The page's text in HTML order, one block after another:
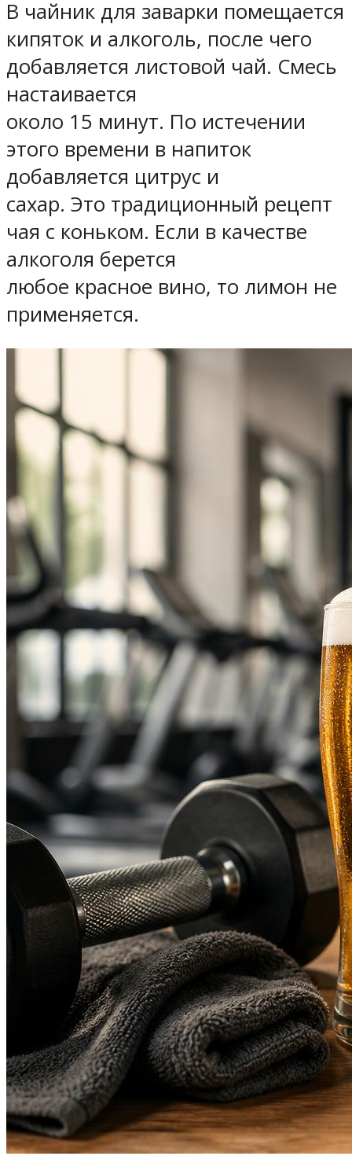
В чайник для заварки помещается
кипяток и алкоголь, после чего
добавляется листовой чай. Смесь
настаивается
около 15 минут. По истечении
этого времени в напиток
добавляется цитрус и
сахар. Это традиционный рецепт
чая с коньком. Если в качестве
алкоголя берется
любое красное вино, то лимон не
применяется.